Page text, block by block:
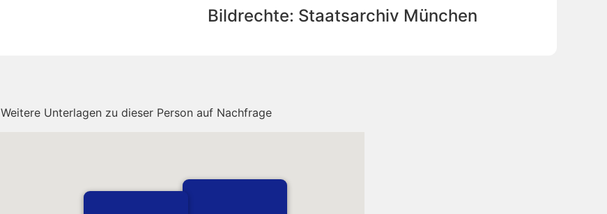
Bildrechte: Staatsarchiv München
Weitere Unterlagen zu dieser Person auf Nachfrage